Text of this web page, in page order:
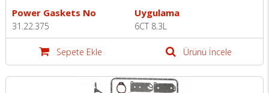
Power Gaskets No
31.22.375
Uygulama
6CT 8.3L
Sepete Ekle Ürünü İncele